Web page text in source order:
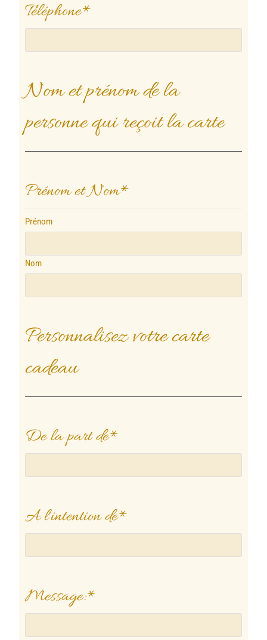
Téléphone*
Nom et prénom de la
personne qui reçoit la carte
Prénom et Nom*
Prénom
Nom
Personnalisez votre carte
cadeau
De la part de*
A l'intention de*
Message:*